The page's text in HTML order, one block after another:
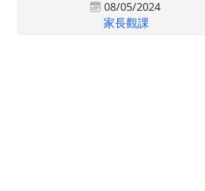
08/05/2024
家長觀課